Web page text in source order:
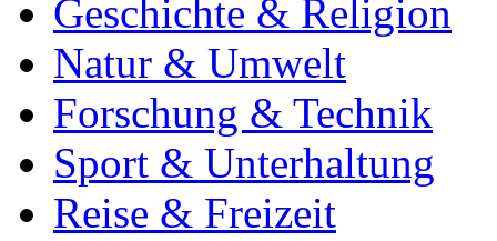
Geschichte & Religion
Natur & Umwelt
Forschung & Technik
Sport & Unterhaltung
Reise & Freizeit